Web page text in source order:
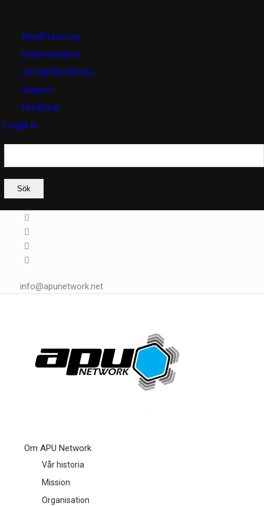
WordPress
WordPress.org
Dokumentation
Lär dig WordPress
Support
Feedback
Logga in
Sök
info@apunetwork.net
Om APU Network
Vår historia
Mission
Organisation